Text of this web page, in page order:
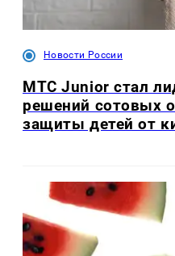
Новости России
МТС Junior стал
решений сотовых
защиты детей от